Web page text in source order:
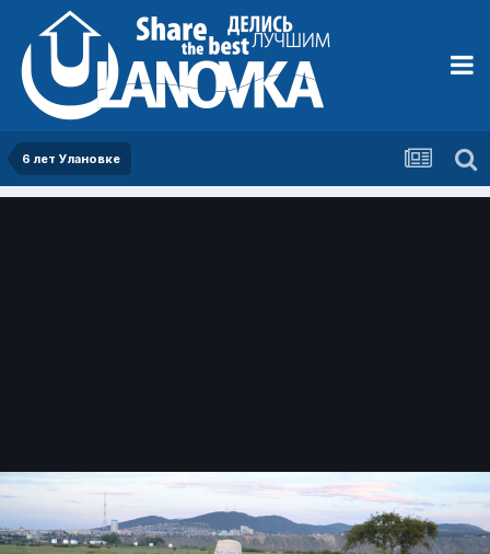
6 лет Улановке